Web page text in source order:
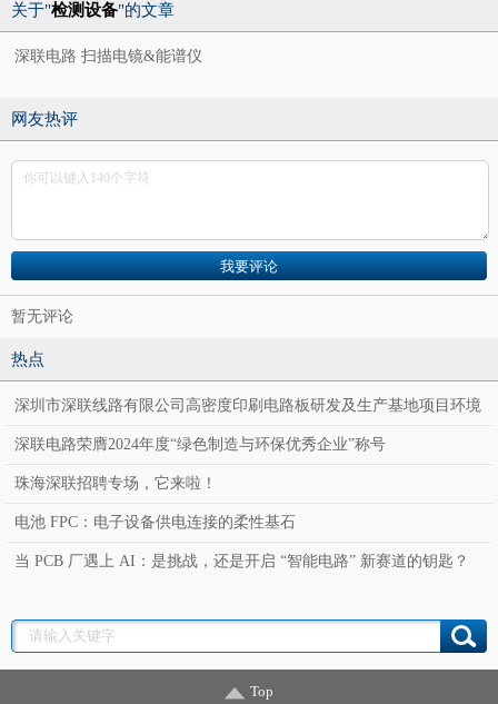
关于"检测设备"的文章
深联电路 扫描电镜&能谱仪
网友热评
暂无评论
热点
深圳市深联线路有限公司高密度印刷电路板研发及生产基地项目环境
影响报告表公示
深联电路荣膺2024年度“绿色制造与环保优秀企业”称号
珠海深联招聘专场，它来啦！
电池 FPC：电子设备供电连接的柔性基石
当 PCB 厂遇上 AI：是挑战，还是开启 “智能电路” 新赛道的钥匙？
Top